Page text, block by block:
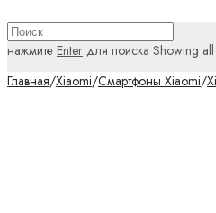
нажмите Enter для поиска Showing all
Главная/Xiaomi/Смартфоны Xiaomi/